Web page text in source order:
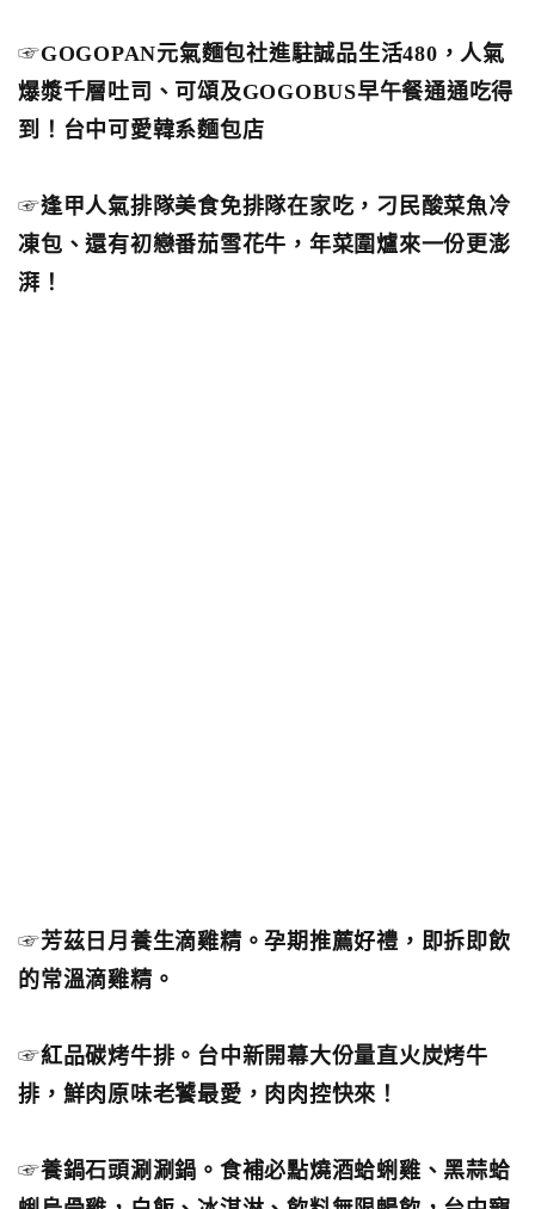
☞GOGOPAN元氣麵包社進駐誠品生活480，人氣
爆漿千層吐司、可頌及GOGOBUS早午餐通通吃得
到！台中可愛韓系麵包店
☞逢甲人氣排隊美食免排隊在家吃，刁民酸菜魚冷
凍包、還有初戀番茄雪花牛，年菜圍爐來一份更澎
湃！
☞芳茲日月養生滴雞精。孕期推薦好禮，即拆即飲
的常溫滴雞精。
☞紅品碳烤牛排。台中新開幕大份量直火炭烤牛
排，鮮肉原味老饕最愛，肉肉控快來！
☞養鍋石頭涮涮鍋。食補必點燒酒蛤蜊雞、黑蒜蛤